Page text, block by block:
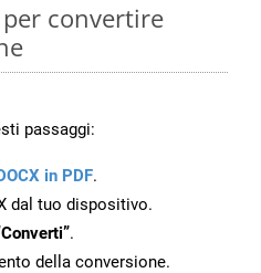
per convertire
passaggi:
in PDF.
dal tuo dispositivo.
.
della conversione.